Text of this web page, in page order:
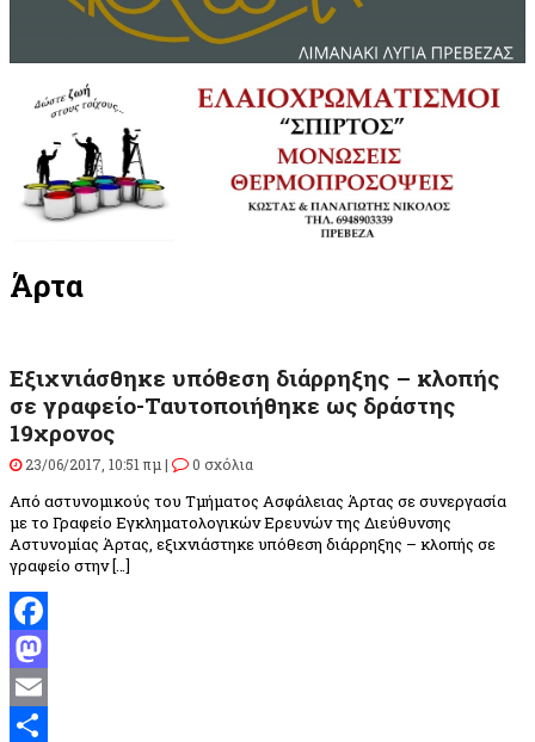
Άρτα
Εξιχνιάσθηκε υπόθεση διάρρηξης – κλοπής
σε γραφείο-Ταυτοποιήθηκε ως δράστης
19χρονος
23/06/2017, 10:51 πμ | 0 σχόλια
Από αστυνομικούς του Τμήματος Ασφάλειας Άρτας σε συνεργασία
με το Γραφείο Εγκληματολογικών Ερευνών της Διεύθυνσης
Αστυνομίας Άρτας, εξιχνιάστηκε υπόθεση διάρρηξης – κλοπής σε
γραφείο στην […]
Facebook
Mastodon
Email